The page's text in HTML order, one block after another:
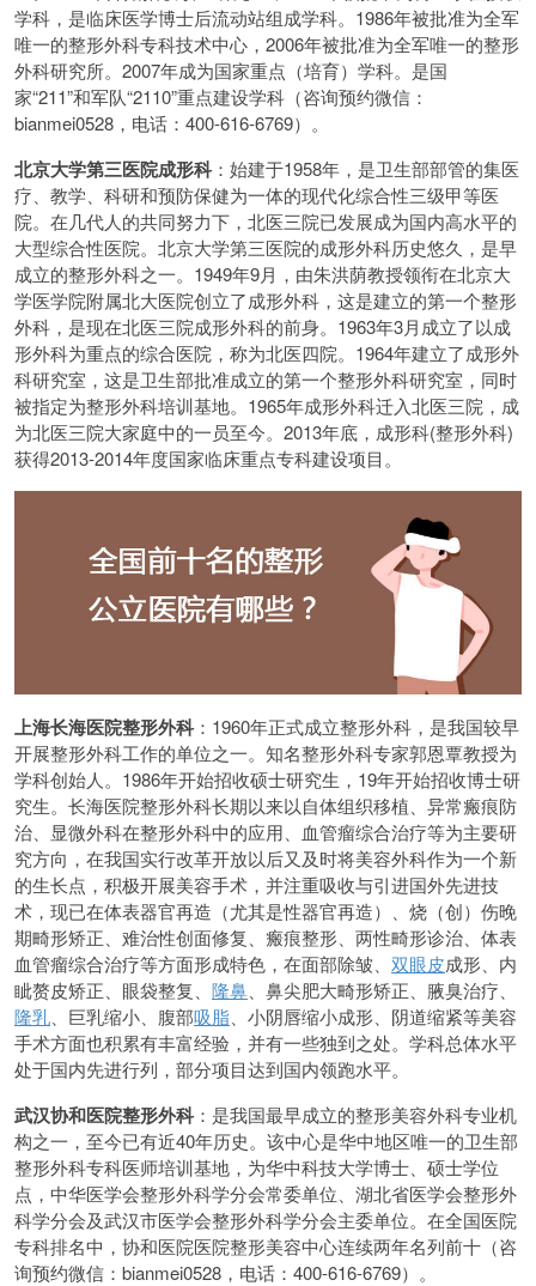
学科，是临床医学博士后流动站组成学科。1986年被批准为全军
唯一的整形外科专科技术中心，2006年被批准为全军唯一的整形
外科研究所。2007年成为国家重点（培育）学科。是国
家“211”和军队“2110”重点建设学科（咨询预约微信：
bianmei0528，电话：400-616-6769）。
北京大学第三医院成形科：始建于1958年，是卫生部部管的集医
疗、教学、科研和预防保健为一体的现代化综合性三级甲等医
院。在几代人的共同努力下，北医三院已发展成为国内高水平的
大型综合性医院。北京大学第三医院的成形外科历史悠久，是早
成立的整形外科之一。1949年9月，由朱洪荫教授领衔在北京大
学医学院附属北大医院创立了成形外科，这是建立的第一个整形
外科，是现在北医三院成形外科的前身。1963年3月成立了以成
形外科为重点的综合医院，称为北医四院。1964年建立了成形外
科研究室，这是卫生部批准成立的第一个整形外科研究室，同时
被指定为整形外科培训基地。1965年成形外科迁入北医三院，成
为北医三院大家庭中的一员至今。2013年底，成形科(整形外科)
获得2013-2014年度国家临床重点专科建设项目。
上海长海医院整形外科：1960年正式成立整形外科，是我国较早
开展整形外科工作的单位之一。知名整形外科专家郭恩覃教授为
学科创始人。1986年开始招收硕士研究生，19年开始招收博士研
究生。长海医院整形外科长期以来以自体组织移植、异常瘢痕防
治、显微外科在整形外科中的应用、血管瘤综合治疗等为主要研
究方向，在我国实行改革开放以后又及时将美容外科作为一个新
的生长点，积极开展美容手术，并注重吸收与引进国外先进技
术，现已在体表器官再造（尤其是性器官再造）、烧（创）伤晚
期畸形矫正、难治性创面修复、瘢痕整形、两性畸形诊治、体表
血管瘤综合治疗等方面形成特色，在面部除皱、 双眼皮成形、内
眦赘皮矫正、眼袋整复、 隆鼻 、鼻尖肥大畸形矫正、腋臭治疗、
隆乳 、巨乳缩小、腹部吸脂 、小阴唇缩小成形、阴道缩紧等美容
手术方面也积累有丰富经验，并有一些独到之处。学科总体水平
处于国内先进行列，部分项目达到国内领跑水平。
武汉协和医院整形外科：是我国最早成立的整形美容外科专业机
构之一，至今已有近40年历史。该中心是华中地区唯一的卫生部
整形外科专科医师培训基地，为华中科技大学博士、硕士学位
点，中华医学会整形外科学分会常委单位、湖北省医学会整形外
科学分会及武汉市医学会整形外科学分会主委单位。在全国医院
专科排名中，协和医院医院整形美容中心连续两年名列前十（咨
询预约微信：bianmei0528，电话：400-616-6769）。